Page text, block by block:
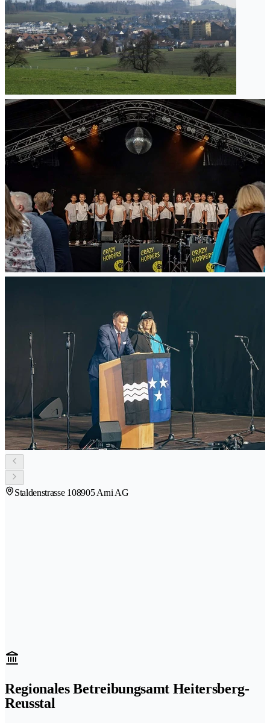
Staldenstrasse 108905 Arni AG
Regionales Betreibungsamt Heitersberg-
Reusstal